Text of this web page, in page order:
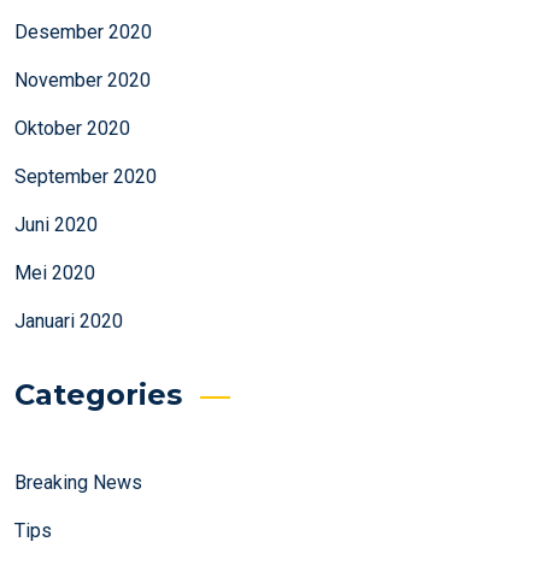
Desember 2020
November 2020
Oktober 2020
September 2020
Juni 2020
Mei 2020
Januari 2020
Categories
Breaking News
Tips